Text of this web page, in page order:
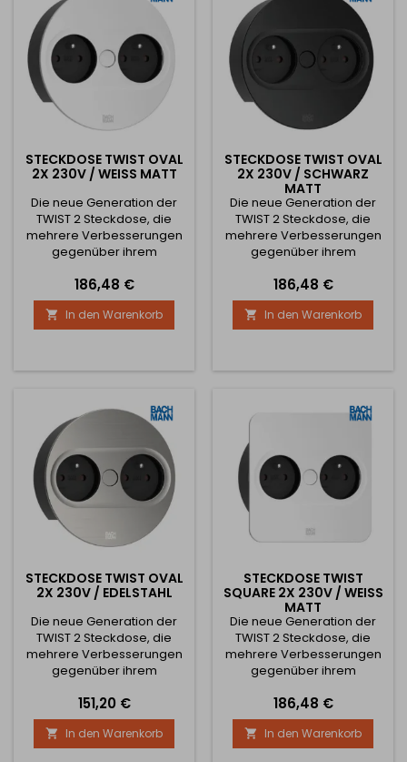
runder Ausführung
erhältlich) Die obere...
runder Ausführung
erhältlich) Die obere...
STECKDOSE TWIST OVAL
2X 230V / WEISS MATT
Die neue Generation der
TWIST 2 Steckdose, die
mehrere Verbesserungen
gegenüber ihrem
Neuerungen sind im
Wesentlichen:
Automatisches Öffnen der
Schublade beim Drücken
Hochwertige Verarbeitung
(jetzt auch in eckiger und
runder Ausführung
erhältlich) Die obere...
Preis
186,48 €
 In den Warenkorb
STECKDOSE TWIST OVAL
2X 230V / SCHWARZ
MATT
Die neue Generation der
TWIST 2 Steckdose, die
mehrere Verbesserungen
gegenüber ihrem
Neuerungen sind im
Wesentlichen:
Automatisches Öffnen der
Schublade beim Drücken
Hochwertige Verarbeitung
(jetzt auch in eckiger und
erhältlich) Die obere...
Preis
186,48 €
 In den Warenkorb
STECKDOSE TWIST OVAL
2X 230V / EDELSTAHL
Die neue Generation der
TWIST 2 Steckdose, die
mehrere Verbesserungen
gegenüber ihrem
Neuerungen sind im
Wesentlichen:
Automatisches Öffnen der
Schublade beim Drücken
Preis
151,20 €
 In den Warenkorb
STECKDOSE TWIST
SQUARE 2X 230V / WEISS M
ATT
Die neue Generation der
TWIST 2 Steckdose, die
mehrere Verbesserungen
gegenüber ihrem
Neuerungen sind im
Wesentlichen:
Automatische Öffnung der
Schublade bei Betätigung
Preis
186,48 €
 In den Warenkorb